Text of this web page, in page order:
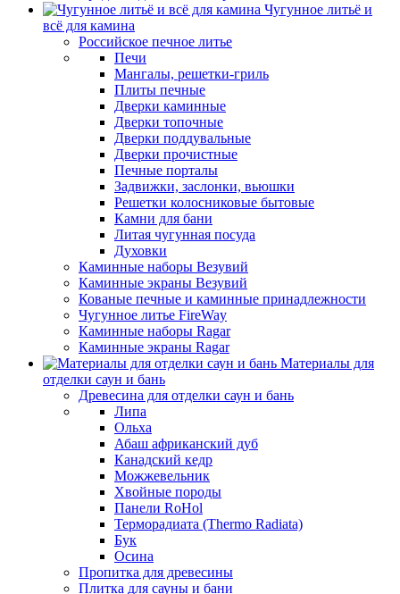
Чугунное литьё и
всё для камина
Российское печное литье
Печи
Мангалы, решетки-гриль
Плиты печные
Дверки каминные
Дверки топочные
Дверки поддувальные
Дверки прочистные
Печные порталы
Задвижки, заслонки, вьюшки
Решетки колосниковые бытовые
Камни для бани
Литая чугунная посуда
Духовки
Каминные наборы Везувий
Каминные экраны Везувий
Кованые печные и каминные принадлежности
Чугунное литье FireWay
Каминные наборы Ragar
Каминные экраны Ragar
Материалы для
отделки саун и бань
Древесина для отделки саун и бань
Липа
Ольха
Абаш африканский дуб
Канадский кедр
Можжевельник
Хвойные породы
Панели RoHol
Терморадиата (Thermo Radiata)
Бук
Осина
Пропитка для древесины
Плитка для сауны и бани